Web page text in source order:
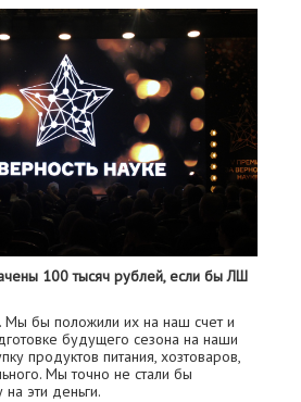
100 тысяч рублей, если бы ЛШ
Мы бы положили их на наш счет и
будущего сезона на наши
продуктов питания, хозтоваров,
Мы точно не стали бы
на эти деньги.